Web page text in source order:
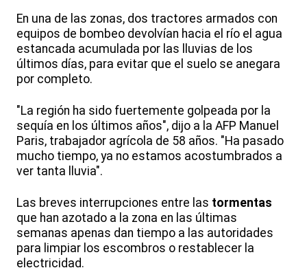
En una de las zonas, dos tractores armados con
equipos de bombeo devolvían hacia el río el agua
estancada acumulada por las lluvias de los
últimos días, para evitar que el suelo se anegara
por completo.
"La región ha sido fuertemente golpeada por la
sequía en los últimos años", dijo a la AFP Manuel
Paris, trabajador agrícola de 58 años. "Ha pasado
mucho tiempo, ya no estamos acostumbrados a
ver tanta lluvia".
Las breves interrupciones entre las tormentas
que han azotado a la zona en las últimas
semanas apenas dan tiempo a las autoridades
para limpiar los escombros o restablecer la
electricidad.